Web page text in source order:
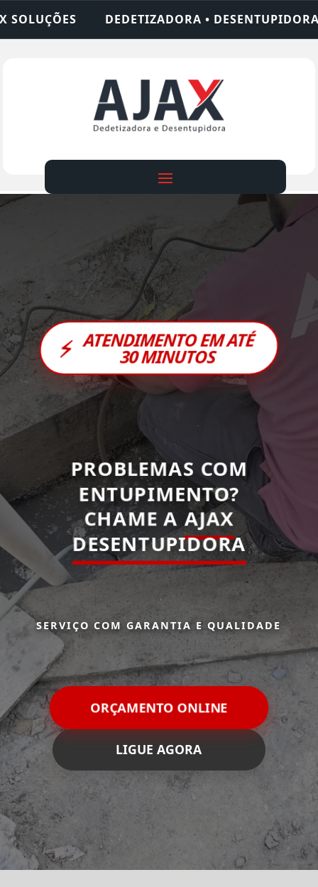
• DESENTUPIDORA • LIMPEZA DE FOSSA
⚡ ATENDIMENTO EM ATÉ
30 MINUTOS
PROBLEMAS COM
ENTUPIMENTO?
CHAME A AJAX
DESENTUPIDORA
SERVIÇO COM GARANTIA E QUALIDADE
ORÇAMENTO ONLINE
LIGUE AGORA